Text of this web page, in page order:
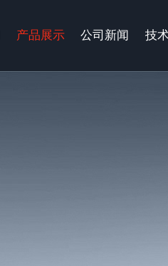
产品展示 公司新闻 技